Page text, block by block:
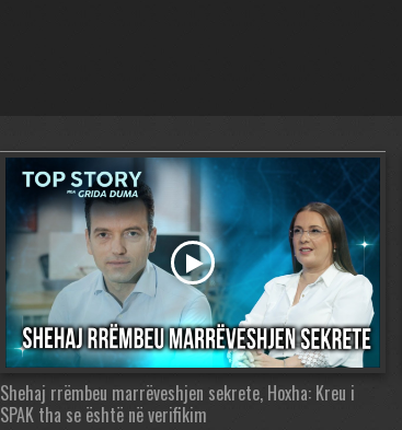
Shehaj rrëmbeu marrëveshjen sekrete, Hoxha: Kreu i
SPAK tha se është në verifikim